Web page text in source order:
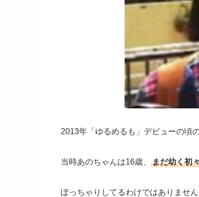
2013年「ゆるめるも」デビューの頃
当時あのちゃんは16歳、 まだ幼く初
ぽっちゃりしてるわけではありませ